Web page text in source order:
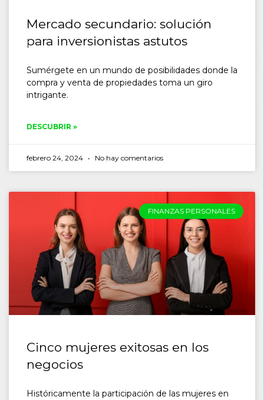
Mercado secundario: solución
para inversionistas astutos
Sumérgete en un mundo de posibilidades donde la
compra y venta de propiedades toma un giro
intrigante.
DESCUBRIR »
febrero 24, 2024 No hay comentarios
FINANZAS PERSONALES
Cinco mujeres exitosas en los
negocios
Históricamente la participación de las mujeres en